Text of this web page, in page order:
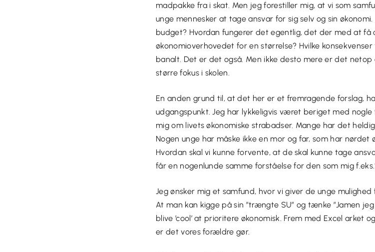
madpakke fra i skat. Men jeg forestiller mig, at vi som
unge mennesker at tage ansvar for sig selv og sin
budget? Hvordan fungerer det egentlig, det der med at få
økonomioverhovedet for en størrelse? Hvilke
banalt. Det er det også. Men ikke desto mere er det
større fokus i skolen.
En anden grund til, at det her er et fremragende forslag,
udgangspunkt. Jeg har lykkeligvis været beriget med
mig om livets økonomiske strabadser. Mange har det
Nogen unge har måske ikke en mor og far, som har nørdet
Hvordan skal vi kunne forvente, at de skal kunne tage
får en nogenlunde samme forståelse for den som mig
Jeg ønsker mig et samfund, hvor vi giver de unge
At man kan kigge på sin ”trængte SU” og tænke ”Jamen
blive ’cool’ at prioritere økonomisk. Frem med Excel arket
er det vores forældre gør.